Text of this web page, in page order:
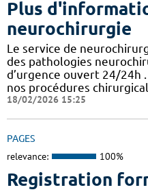
Plus
neurochirurgie
Le service de
des pathologies
d’urgence ouvert 24/24h
nos procédures
18/02/2026 15:25
PAGES
relevance: 100%
Registration